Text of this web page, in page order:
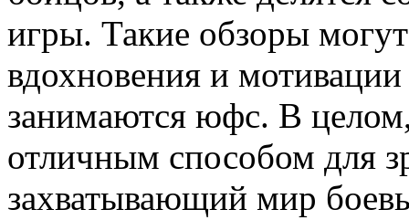
игры. Такие обзоры
вдохновения и
занимаются юфс. В
отличным способом для
захватывающий мир